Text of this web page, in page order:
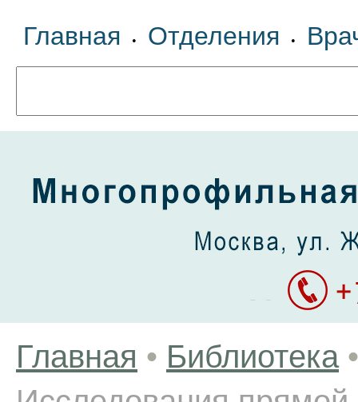
Главная • Отделения •
Главная • Библиотека •